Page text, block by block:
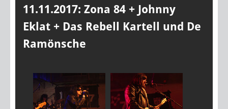
11.11.2017: Zona 84 + Johnny
Eklat + Das Rebell Kartell und De
Ramönsche